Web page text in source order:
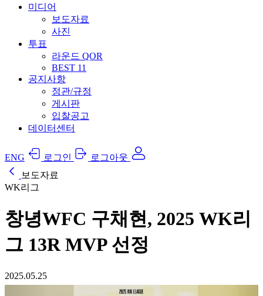
미디어
보도자료
사진
투표
라운드 QOR
BEST 11
공지사항
정관/규정
게시판
입찰공고
데이터센터
ENG 로그인
로그아웃
보도자료
WK리그
창녕WFC 구채현, 2025 WK리
그 13R MVP 선정
2025.05.25